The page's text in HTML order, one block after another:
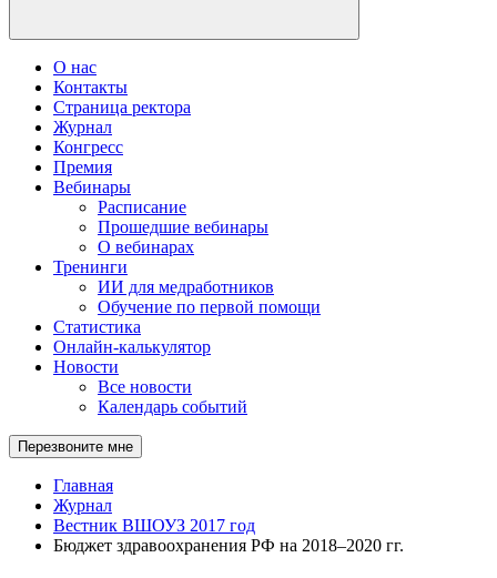
О нас
Контакты
Страница ректора
Журнал
Конгресс
Премия
Вебинары
Расписание
Прошедшие вебинары
О вебинарах
Тренинги
ИИ для медработников
Обучение по первой помощи
Статистика
Онлайн-калькулятор
Новости
Все новости
Календарь событий
Перезвоните мне
Главная
Журнал
Вестник ВШОУЗ 2017 год
Бюджет здравоохранения РФ на 2018–2020 гг.